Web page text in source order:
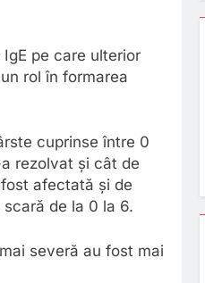
pe care ulterior
rol în formarea
cuprinse între 0
rezolvat și cât de
afectată și de
de la 0 la 6.
severă au fost mai